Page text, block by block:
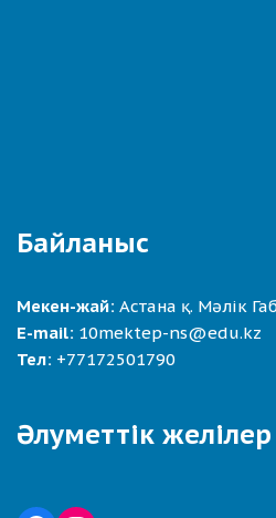
Байланыс
Мекен-жай: Астана қ. Мәлік
E-mail: 10mektep-ns@edu.kz
Тел: +77172501790
Әлуметтік желілер